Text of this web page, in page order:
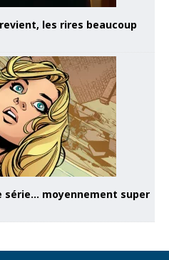
les rires beaucoup
série… moyennement super